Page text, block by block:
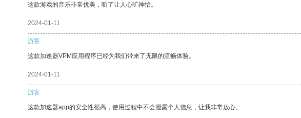
这款游戏的音乐非常优美，听了让人心旷神怡。
2024-01-11
游客
这款加速器VPM应用程序已经为我们带来了无限的流畅体验。
2024-01-11
游客
这款加速器app的安全性很高，使用过程中不会泄露个人信息，让我非常放心。